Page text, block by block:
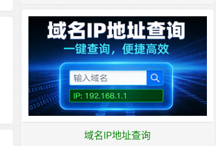
域名IP地址查询